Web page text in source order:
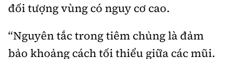
đối tượng vùng có nguy cơ cao.
“Nguyên tắc trong tiêm chủng là đảm
bảo khoảng cách tối thiểu giữa các mũi.